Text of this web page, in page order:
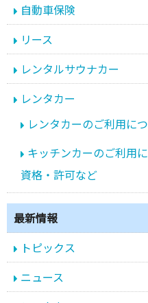
自動車保険
リース
レンタルサウナカー
レンタカー
レンタカーのご利用に
キッチンカーのご利用
資格・許可など
最新情報
トピックス
ニュース